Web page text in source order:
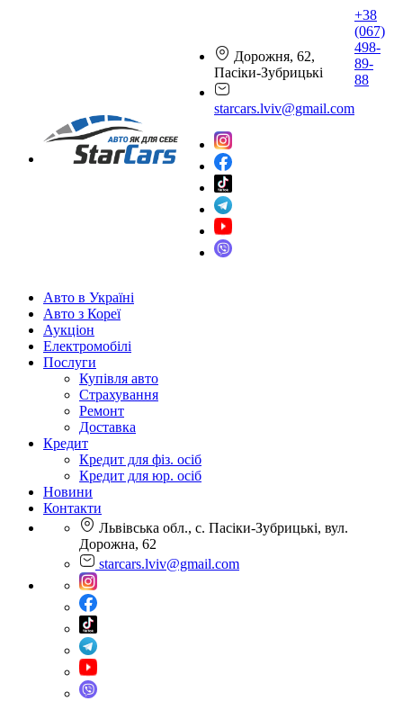
Дорожня, 62,
Пасіки-Зубрицькі
starcars.lviv@gmail.com
+38
(067)
498-
89-
88
Авто в Україні
Авто з Кореї
Аукціон
Електромобілі
Послуги
Купівля авто
Страхування
Ремонт
Доставка
Кредит
Кредит для фіз. осіб
Кредит для юр. осіб
Новини
Контакти
Львівська обл., с. Пасіки-Зубрицькі, вул.
Дорожна, 62
starcars.lviv@gmail.com